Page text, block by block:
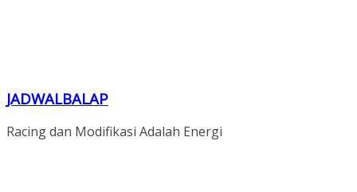
JADWALBALAP
Racing dan Modifikasi Adalah Energi